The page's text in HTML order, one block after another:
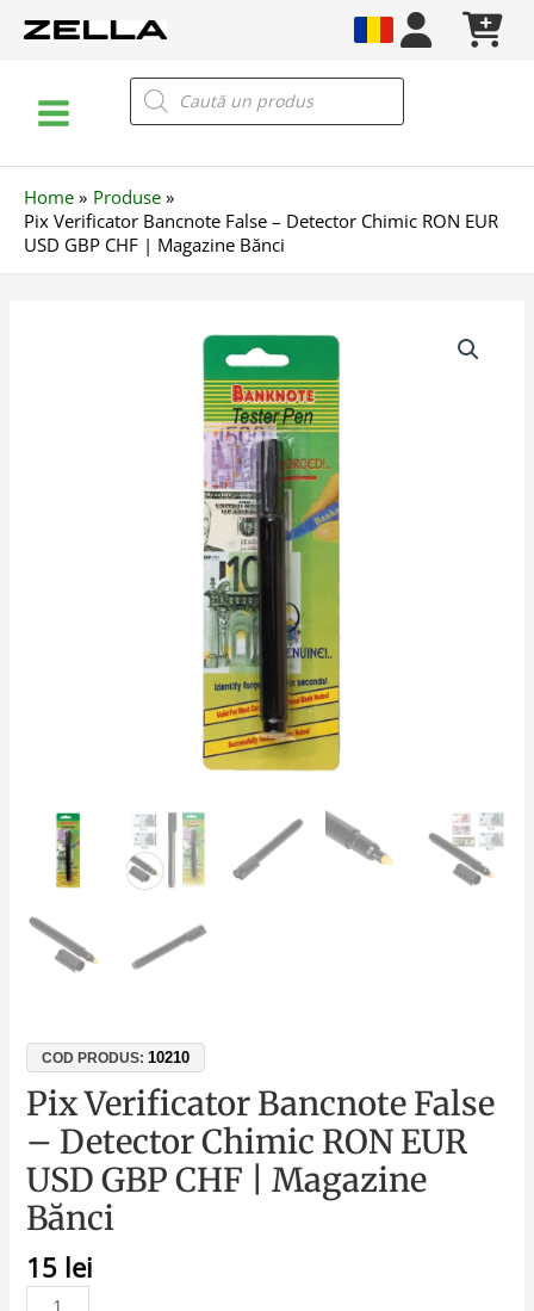
Menu
Products
search
Home
Produse
Pix Verificator Bancnote False – Detector Chimic RON EUR
USD GBP CHF | Magazine Bănci
COD PRODUS:10210
Pix Verificator Bancnote False
– Detector Chimic RON EUR
USD GBP CHF | Magazine
Bănci
15 lei